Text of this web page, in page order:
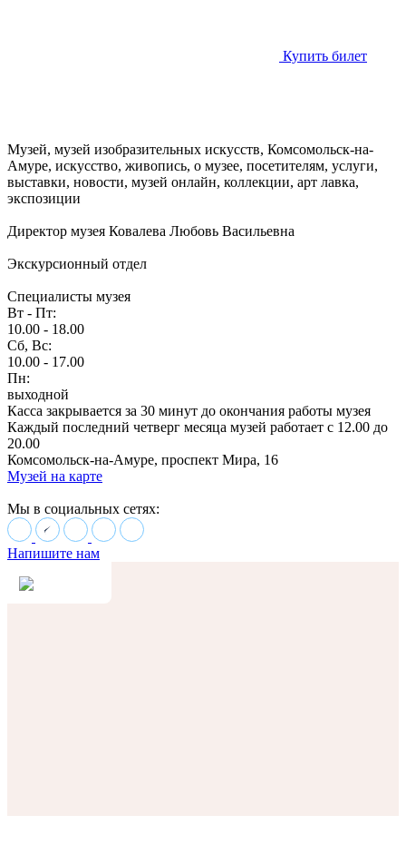
Купить билет
Музей, музей изобразительных искусств, Комсомольск-на-
Амуре, искусство, живопись, о музее, посетителям, услуги,
выставки, новости, музей онлайн, коллекции, арт лавка,
экспозиции
Директор музея Ковалева Любовь Васильевна
Экскурсионный отдел
Специалисты музея
Вт - Пт:
10.00 - 18.00
Сб, Вс:
10.00 - 17.00
Пн:
выходной
Касса закрывается за 30 минут до окончания работы музея
Каждый последний четверг месяца музей работает с 12.00 до
20.00
Комсомольск-на-Амуре, проспект Мира, 16
Музей на карте
Мы в социальных сетях:
Напишите нам